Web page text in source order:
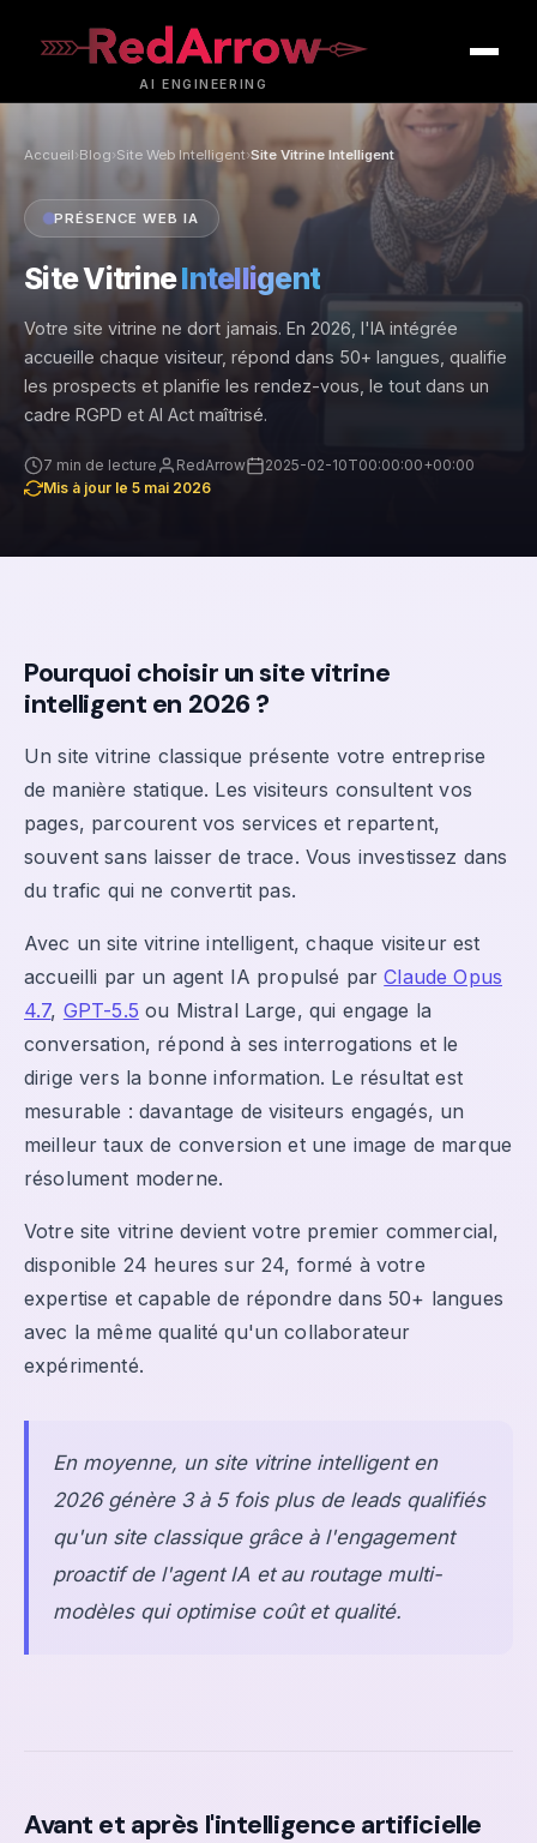
AI ENGINEERING
Accueil›Blog›Site Web Intelligent›Site Vitrine Intelligent
PRÉSENCE WEB IA
Site VitrineIntelligent
Votre site vitrine ne dort jamais. En 2026, l'IA intégrée
accueille chaque visiteur, répond dans 50+ langues, qualifie
les prospects et planifie les rendez-vous, le tout dans un
cadre RGPD et AI Act maîtrisé.
7 min de lecture RedArrow
2025-02-10T00:00:00+00:00
Mis à jour le 5 mai 2026
Pourquoi choisir un site vitrine
intelligent en 2026 ?
Un site vitrine classique présente votre entreprise
de manière statique. Les visiteurs consultent vos
pages, parcourent vos services et repartent,
souvent sans laisser de trace. Vous investissez dans
du trafic qui ne convertit pas.
Avec un site vitrine intelligent, chaque visiteur est
accueilli par un agent IA propulsé parClaude Opus
4.7, GPT-5.5 ou Mistral Large, qui engage la
conversation, répond à ses interrogations et le
dirige vers la bonne information. Le résultat est
mesurable : davantage de visiteurs engagés, un
meilleur taux de conversion et une image de marque
résolument moderne.
Votre site vitrine devient votre premier commercial,
disponible 24 heures sur 24, formé à votre
expertise et capable de répondre dans 50+ langues
avec la même qualité qu'un collaborateur
expérimenté.
En moyenne, un site vitrine intelligent en
2026 génère 3 à 5 fois plus de leads qualifiés
qu'un site classique grâce à l'engagement
proactif de l'agent IA et au routage multi-
modèles qui optimise coût et qualité.
Avant et après l'intelligence artificielle